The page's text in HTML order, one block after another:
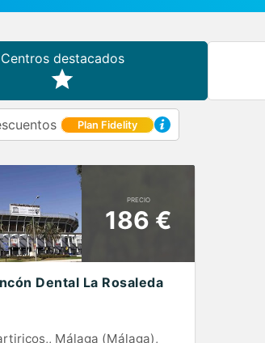
Centros destacados
Plan Fidelity
PRECIO
186 €
Dental La Rosaleda
Málaga (Málaga),